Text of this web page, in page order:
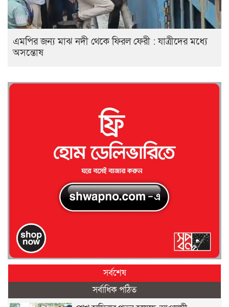
এমপির জন্য মাঝ নদী থেকে ফিরল ফেরী : যাত্রীদের মধ্যে
অসন্তোষ
সর্বশেষ
সর্বাধিক পঠিত